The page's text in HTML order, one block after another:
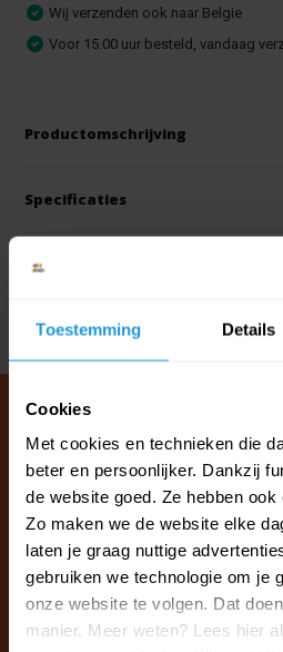
Toestemming Details
Cookies
Met cookies en technieken die
beter en persoonlijker. Dankzij
de website goed. Ze hebben
Zo maken we de website elke
laten je graag nuttige
gebruiken we technologie om je
onze website te volgen. Dat
manier. Meer weten? Lees hier
Wij verzenden ook naar Belgie
Voor 15.00 uur besteld, vandaag
Productomschrijving
Specificaties
Reviews
Delen
Wij staan voor u
Ma t/m vr van
+31 (0)13 785 62 41